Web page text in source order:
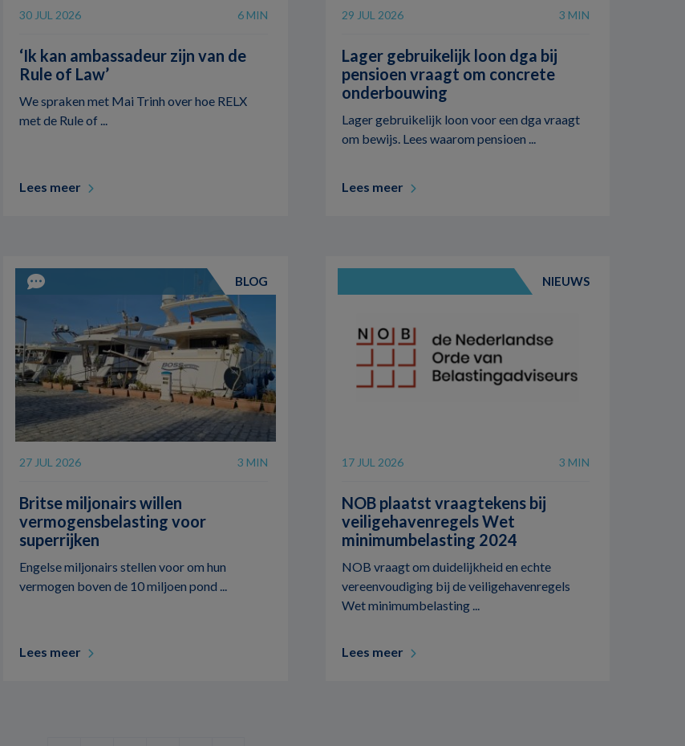
30 JUL 2026 6 MIN
‘Ik kan ambassadeur zijn van de
Rule of Law’
We spraken met Mai Trinh over hoe RELX
met de Rule of ...
Lees meer
29 JUL 2026 3 MIN
Lager gebruikelijk loon dga bij
pensioen vraagt om concrete
onderbouwing
Lager gebruikelijk loon voor een dga vraagt
om bewijs. Lees waarom pensioen ...
Lees meer
BLOG
27 JUL 2026 3 MIN
Britse miljonairs willen
vermogensbelasting voor
superrijken
Engelse miljonairs stellen voor om hun
vermogen boven de 10 miljoen pond ...
Lees meer
NIEUWS
17 JUL 2026 3 MIN
NOB plaatst vraagtekens bij
veiligehavenregels Wet
minimumbelasting 2024
NOB vraagt om duidelijkheid en echte
vereenvoudiging bij de veiligehavenregels
Wet minimumbelasting ...
Lees meer